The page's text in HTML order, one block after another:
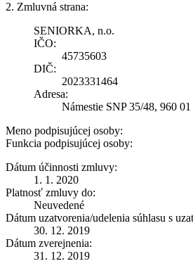
2. Zmluvná strana:
SENIORKA, n.o.
IČO:
45735603
DIČ:
2023331464
Adresa:
Námestie SNP 35/48, 960
Meno podpisujúcej osoby:
Funkcia podpisujúcej osoby:
Dátum účinnosti zmluvy:
1. 1. 2020
Platnosť zmluvy do:
Neuvedené
Dátum uzatvorenia/udelenia súhlasu s
30. 12. 2019
Dátum zverejnenia:
31. 12. 2019